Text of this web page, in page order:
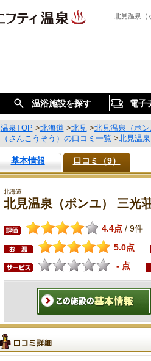
北見温泉（
温浴施設を探す 電子
温泉TOP >北海道 >北見>北見温泉（ポン
（さんこうそう）の口コミ一覧 >北見温
基本情報 口コミ（9）
北海道
北見温泉（ポンユ） 三光
4.4点 / 9件
5.0点
- 点